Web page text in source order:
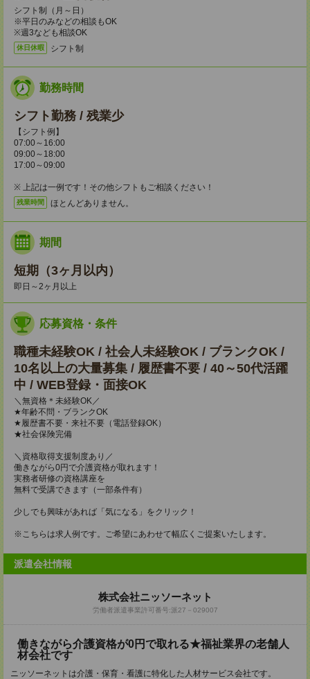
シフト制（月～日）
※平日のみなどの相談もOK
※週3なども相談OK
休日休暇 シフト制
勤務時間
シフト勤務 / 残業少
【シフト例】
07:00～16:00
09:00～18:00
17:00～09:00
※ 上記は一例です！その他シフトもご相談ください！
残業時間 ほとんどありません。
期間
短期（3ヶ月以内）
即日～2ヶ月以上
応募資格・条件
職種未経験OK / 社会人未経験OK / ブランクOK /
10名以上の大量募集 / 履歴書不要 / 40～50代活躍
中 / WEB登録・面接OK
＼無資格＊未経験OK／
★年齢不問・ブランクOK
★履歴書不要・来社不要（電話登録OK）
★社会保険完備
＼資格取得支援制度あり／
働きながら0円で介護資格が取れます！
実務者研修の資格講座を
無料で受講できます（一部条件有）
少しでも興味があれば「気になる」をクリック！
※こちらは求人例です。ご希望にあわせて幅広くご提案いたします。
派遣会社情報
株式会社ニッソーネット
労働者派遣事業許可番号:派27－029007
働きながら介護資格が0円で取れる★福祉業界の老舗人
材会社です
ニッソーネットは介護・保育・看護に特化した人材サービス会社です。